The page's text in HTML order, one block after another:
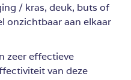
/ kras, deuk, buts of
onzichtbaar aan elkaar
zeer effectieve
van deze